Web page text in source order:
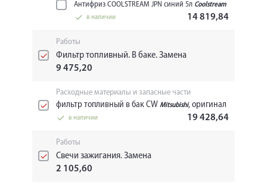
Антифриз COOLSTREAM JPN синий 5л Coolstream
в наличии
14 819,84
Работы
Фильтр топливный. В баке. Замена
9 475,20
Расходные материалы и запасные части
фильтр топливный в бак CW Mitsubishi, оригинал
в наличии 19 428,64
Работы
Свечи зажигания. Замена
2 105,60